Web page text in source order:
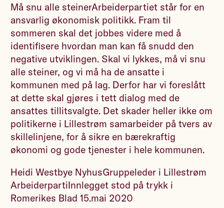
Må snu alle steinerArbeiderpartiet står for en
ansvarlig økonomisk politikk. Fram til
sommeren skal det jobbes videre med å
identifisere hvordan man kan få snudd den
negative utviklingen. Skal vi lykkes, må vi snu
alle steiner, og vi må ha de ansatte i
kommunen med på lag. Derfor har vi foreslått
at dette skal gjøres i tett dialog med de
ansattes tillitsvalgte. Det skader heller ikke om
politikerne i Lillestrøm samarbeider på tvers av
skillelinjene, for å sikre en bærekraftig
økonomi og gode tjenester i hele kommunen.
Heidi Westbye NyhusGruppeleder i Lillestrøm
ArbeiderpartiInnlegget stod på trykk i
Romerikes Blad 15.mai 2020